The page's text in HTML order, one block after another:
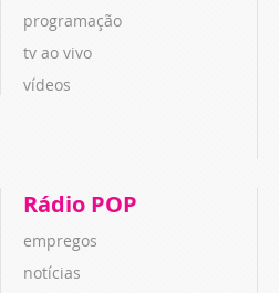
programação
tv ao vivo
vídeos
Rádio POP
empregos
notícias